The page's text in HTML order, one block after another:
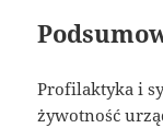
Profilaktyka i
żywotność